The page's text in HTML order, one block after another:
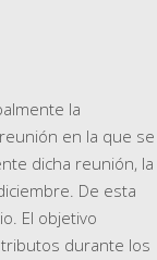
la
en la que se
dicha reunión, la
De esta
El objetivo
durante los